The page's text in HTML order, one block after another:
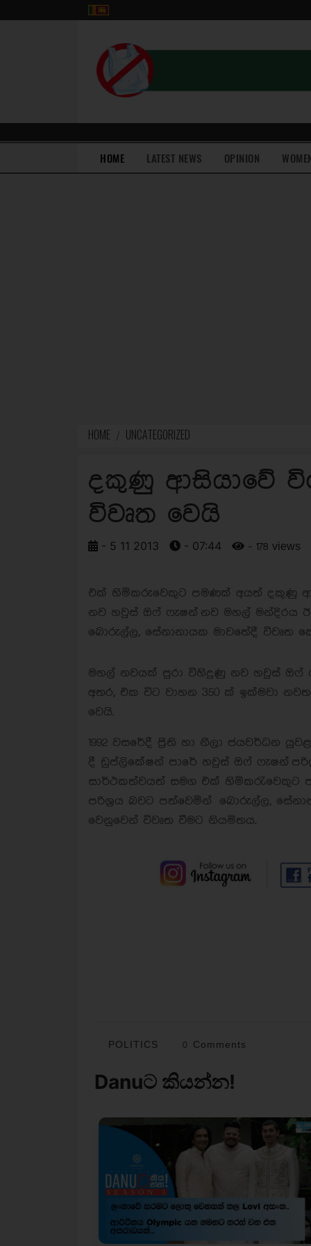
HOME(current)LATEST NEWS OPINION
HOME UNCATEGORIZED
දකුණු ආසියාවේ
විවෘත වෙයි
- 5 11 2013 - 07:44 - 178 views
එක් හිමිකරුවෙකුට පමණක් අයත් දකුණු
නව හවුස් ඔෆ් ෆැෂන් නව මහල් මන්දිරය
බොරුල්ල, සේනානායක මාවතේදී විවෘත
මහල් නවයක් පුරා විහිදුණු නව හවුස් ඔෆ්
අතර, එක විට වාහන 350 ක් ඉක්මවා
වෙයි.
1992 වසරේදී ප්‍රීති හා නීලා ජයවර්ධන
දී ඩුප්ලිකේෂන් පාරේ හවුස් ඔෆ් ෆැෂන්
සාර්ථකත්වයත් සමග එක් හිමිකරැවෙකුට
පරිශ්‍රය බවට පත්වෙමින් බොරුල්ල,
වෙනුවෙන් විවෘත වීමට නියමිතය.
POLITICS 0 Comments